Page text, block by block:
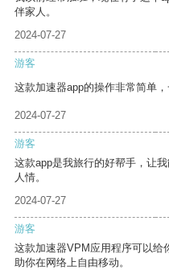
伴家人。
2024-07-27
游客
这款加速器app的操作非常简单
2024-07-27
游客
这款app是我旅行的好帮手，让
人情。
2024-07-27
游客
这款加速器VPM应用程序可以给
助你在网络上自由移动。